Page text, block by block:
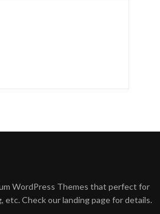
WordPress Themes that perfect for
etc. Check our landing page for details.